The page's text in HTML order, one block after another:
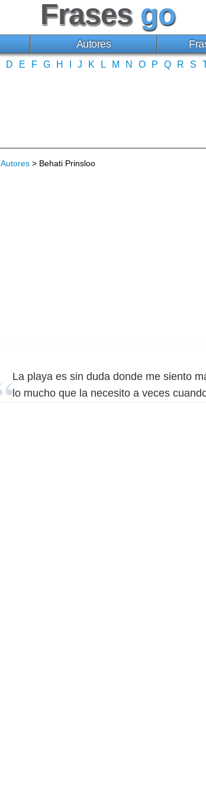
Frases go
Autores
D E F G H J K L M N O P Q R S
Autores > Behati Prinsloo
La playa es sin duda donde me siento
lo mucho que la necesito a veces